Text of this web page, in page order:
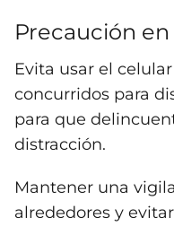
Precaución
Evita usar el
concurridos para
para que
distracción.
Mantener una
alrededores y